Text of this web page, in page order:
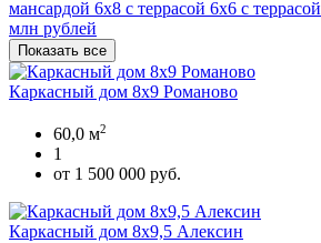
мансардой 6х8 с террасой 6x6 с террасой
млн рублей
Показать все
Каркасный дом 8х9 Романово
60,0 м2
1
от 1 500 000 руб.
Каркасный дом 8х9,5 Алексин